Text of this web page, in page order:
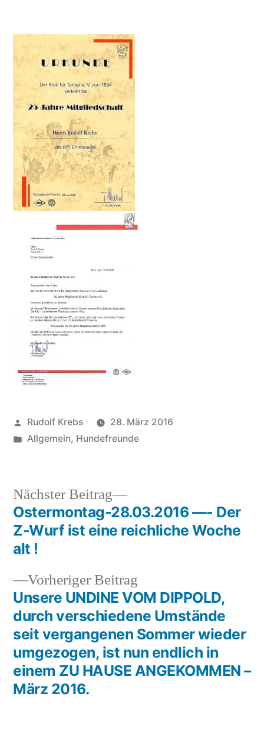
Veröffentlicht
von
Rudolf Krebs
28. März 2016
Veröffentlicht
Allgemein, Hundefreunde
Beitragsnavigation
Vorheriger Beitrag
Beitrag:
Unsere UNDINE VOM DIPPOLD,
durch verschiedene Umstände
seit vergangenen Sommer wieder
umgezogen, ist nun endlich in
einem ZU HAUSE ANGEKOMMEN –
März 2016.
Nächster Beitrag
Nächster
Beitrag:
Ostermontag-28.03.2016 —- Der
Z-Wurf ist eine reichliche Woche
alt !